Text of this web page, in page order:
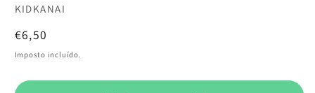
KIDKANAI
Preço
normal
€6,50
Imposto incluído.